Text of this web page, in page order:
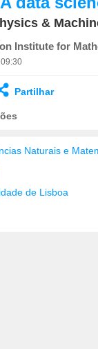
& Machine
Partilhar
Naturais e
de Lisboa